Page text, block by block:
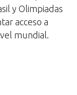
y Olimpiadas
acceso a
mundial.